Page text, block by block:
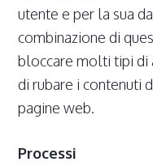
utente e per la sua
combinazione di
bloccare molti tipi di
di rubare i contenuti
pagine web.
Processi